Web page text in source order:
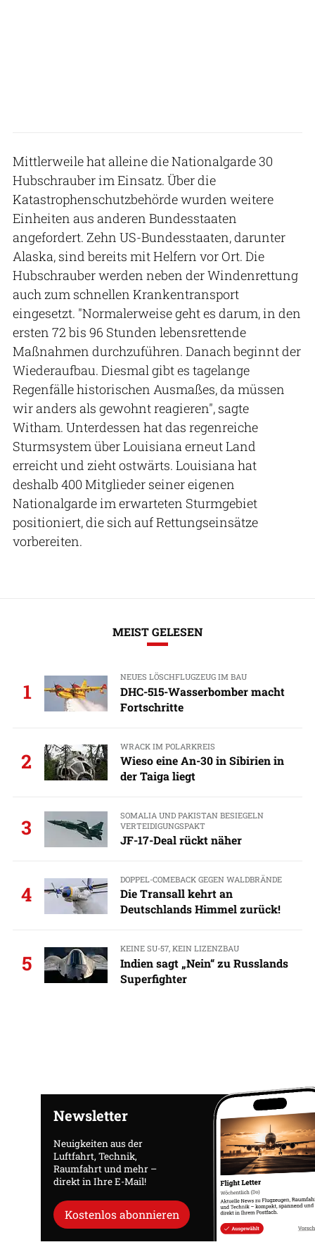
Mittlerweile hat alleine die Nationalgarde 30
Hubschrauber im Einsatz. Über die
Katastrophenschutzbehörde wurden weitere
Einheiten aus anderen Bundesstaaten
angefordert. Zehn US-Bundesstaaten, darunter
Alaska, sind bereits mit Helfern vor Ort. Die
Hubschrauber werden neben der Windenrettung
auch zum schnellen Krankentransport
eingesetzt. "Normalerweise geht es darum, in den
ersten 72 bis 96 Stunden lebensrettende
Maßnahmen durchzuführen. Danach beginnt der
Wiederaufbau. Diesmal gibt es tagelange
Regenfälle historischen Ausmaßes, da müssen
wir anders als gewohnt reagieren", sagte
Witham. Unterdessen hat das regenreiche
Sturmsystem über Louisiana erneut Land
erreicht und zieht ostwärts. Louisiana hat
deshalb 400 Mitglieder seiner eigenen
Nationalgarde im erwarteten Sturmgebiet
positioniert, die sich auf Rettungseinsätze
vorbereiten.
MEIST GELESEN
1
NEUES LÖSCHFLUGZEUG IM BAU
DHC-515-Wasserbomber macht
Fortschritte
2
WRACK IM POLARKREIS
Wieso eine An-30 in Sibirien in
der Taiga liegt
3
SOMALIA UND PAKISTAN BESIEGELN
VERTEIDIGUNGSPAKT
JF-17-Deal rückt näher
4
DOPPEL-COMEBACK GEGEN WALDBRÄNDE
Die Transall kehrt an
Deutschlands Himmel zurück!
5
KEINE SU-57, KEIN LIZENZBAU
Indien sagt „Nein“ zu Russlands
Superfighter
Newsletter
Neuigkeiten aus der
Luftfahrt, Technik,
Raumfahrt und mehr –
direkt in Ihre E-Mail!
Kostenlos abonnieren